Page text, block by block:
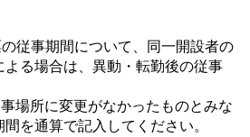
従事期間について、同一開設者の
る場合は、異動・転勤後の従事
場所に変更がなかったものとみな
を通算で記入してください。